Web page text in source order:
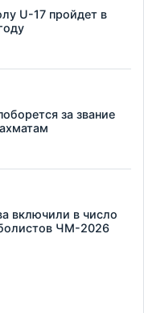
U-17 пройдет в
за звание
включили в число
ЧМ-2026